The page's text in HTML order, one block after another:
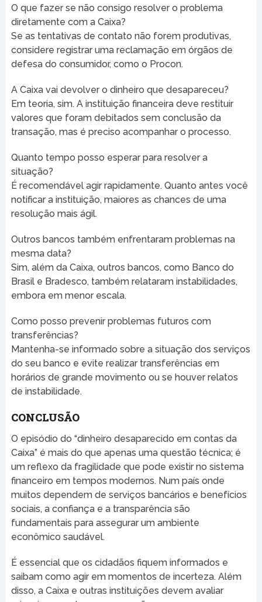
O que fazer se não consigo resolver o problema
diretamente com a Caixa?
Se as tentativas de contato não forem produtivas,
considere registrar uma reclamação em órgãos de
defesa do consumidor, como o Procon.
A Caixa vai devolver o dinheiro que desapareceu?
Em teoria, sim. A instituição financeira deve restituir
valores que foram debitados sem conclusão da
transação, mas é preciso acompanhar o processo.
Quanto tempo posso esperar para resolver a
situação?
É recomendável agir rapidamente. Quanto antes você
notificar a instituição, maiores as chances de uma
resolução mais ágil.
Outros bancos também enfrentaram problemas na
mesma data?
Sim, além da Caixa, outros bancos, como Banco do
Brasil e Bradesco, também relataram instabilidades,
embora em menor escala.
Como posso prevenir problemas futuros com
transferências?
Mantenha-se informado sobre a situação dos serviços
do seu banco e evite realizar transferências em
horários de grande movimento ou se houver relatos
de instabilidade.
CONCLUSÃO
O episódio do “dinheiro desaparecido em contas da
Caixa” é mais do que apenas uma questão técnica; é
um reflexo da fragilidade que pode existir no sistema
financeiro em tempos modernos. Num país onde
muitos dependem de serviços bancários e benefícios
sociais, a confiança e a transparência são
fundamentais para assegurar um ambiente
econômico saudável.
É essencial que os cidadãos fiquem informados e
saibam como agir em momentos de incerteza. Além
disso, a Caixa e outras instituições devem avaliar